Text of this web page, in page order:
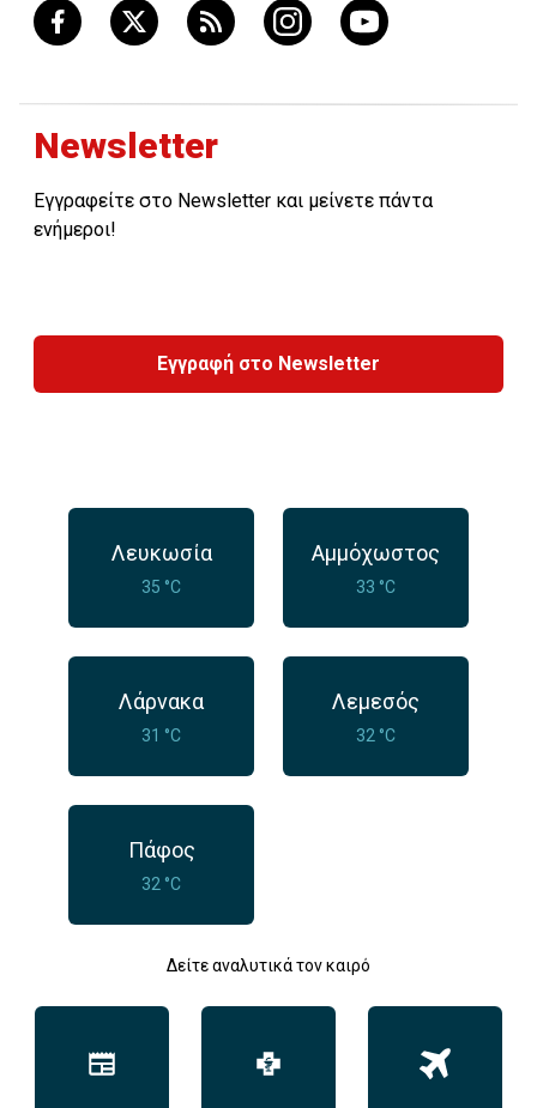
Newsletter
Εγγραφείτε στο Newsletter και μείνετε πάντα
ενήμεροι!
Εγγραφή στο Newsletter
Λευκωσία
35 °C
Αμμόχωστος
33 °C
Λάρνακα
31 °C
Λεμεσός
32 °C
Πάφος
32 °C
Δείτε αναλυτικά τον καιρό